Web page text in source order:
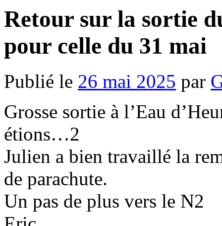
Retour sur la sortie
pour celle du 31 mai
Publié le 26 mai 2025 par
Grosse sortie à l’Eau
étions…2
Julien a bien travaillé la
de parachute.
Un pas de plus vers le N2